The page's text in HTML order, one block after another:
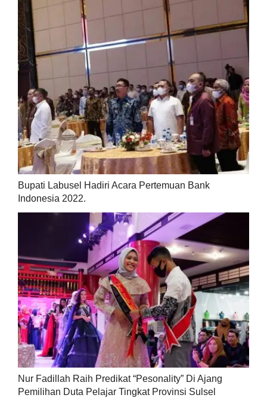
Bupati Labusel Hadiri Acara Pertemuan Bank
Indonesia 2022.
Nur Fadillah Raih Predikat “Pesonality” Di Ajang
Pemilihan Duta Pelajar Tingkat Provinsi Sulsel